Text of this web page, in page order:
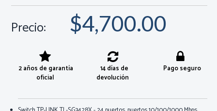
Precio: $4,700.00
2 años de garantía
oficial
14 días de
devolución
Pago seguro